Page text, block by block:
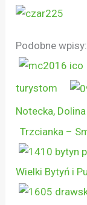
Podobne wpisy:
turystom
Notecka,
Trzcianka –
Wielki Bytyń i